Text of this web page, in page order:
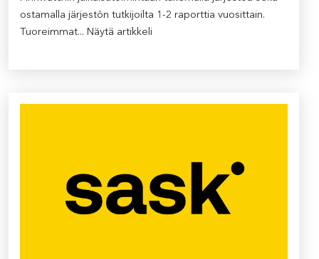
ostamalla järjestön tutkijoilta 1-2 raporttia vuosittain.
Tuoreimmat... Näytä artikkeli